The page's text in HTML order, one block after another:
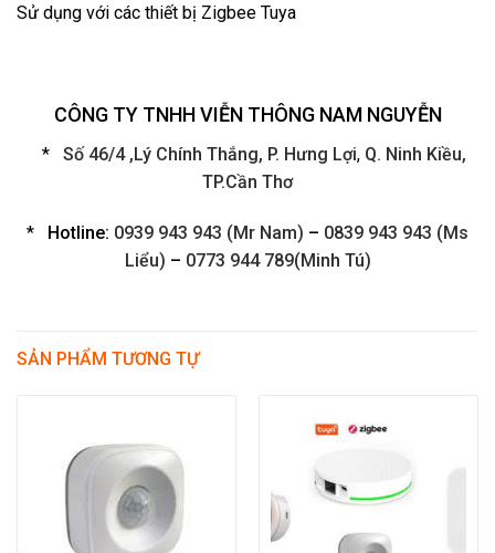
Sử dụng với các thiết bị Zigbee Tuya
CÔNG TY TNHH VIỄN THÔNG NAM NGUYỄN
* Số 46/4 ,Lý Chính Thắng, P. Hưng Lợi, Q. Ninh Kiều,
TP.Cần Thơ
* Hotline: 0939 943 943 (Mr Nam) – 0839 943 943 (Ms
Liểu) – 0773 944 789(Minh Tú)
SẢN PHẨM TƯƠNG TỰ